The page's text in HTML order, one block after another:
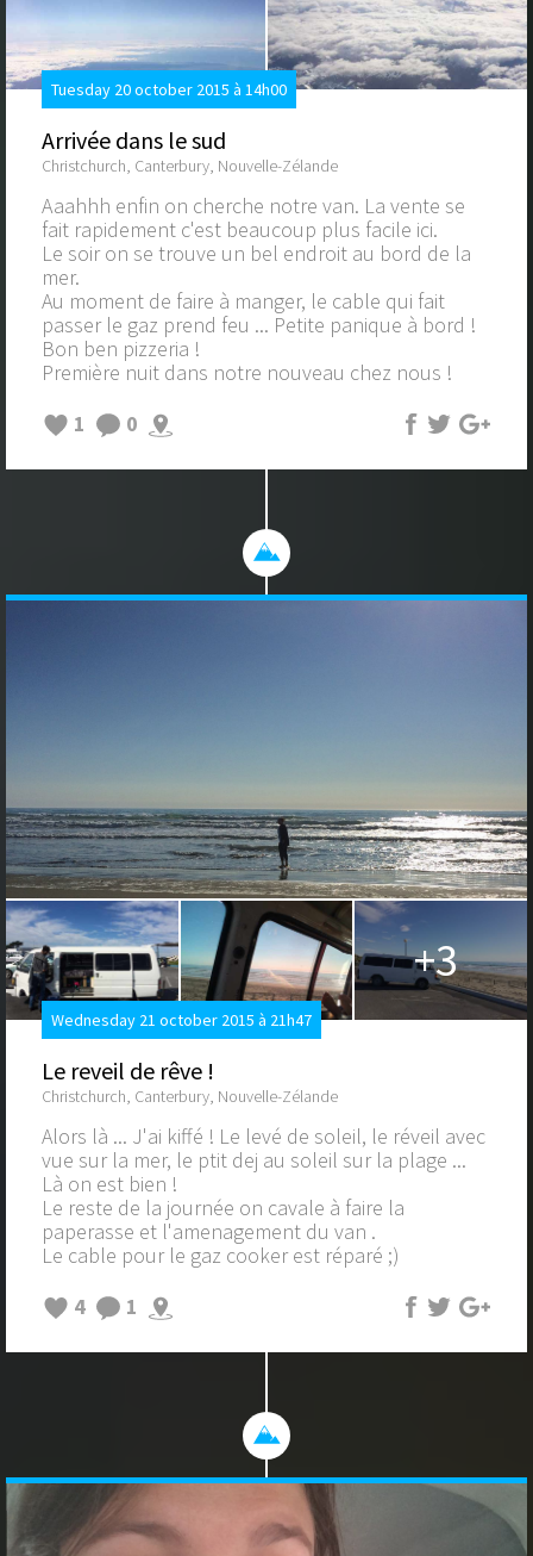
Tuesday 20 october 2015 à 14h00
Arrivée dans le sud
Christchurch, Canterbury, Nouvelle-Zélande
Aaahhh enfin on cherche notre van. La vente se
fait rapidement c'est beaucoup plus facile ici.
Le soir on se trouve un bel endroit au bord de la
mer.
Au moment de faire à manger, le cable qui fait
passer le gaz prend feu ... Petite panique à bord !
Bon ben pizzeria !
Première nuit dans notre nouveau chez nous !
1
0
+3
Wednesday 21 october 2015 à 21h47
Le reveil de rêve !
Christchurch, Canterbury, Nouvelle-Zélande
Alors là ... J'ai kiffé ! Le levé de soleil, le réveil avec
vue sur la mer, le ptit dej au soleil sur la plage ...
Là on est bien !
Le reste de la journée on cavale à faire la
paperasse et l'amenagement du van .
Le cable pour le gaz cooker est réparé ;)
4
1